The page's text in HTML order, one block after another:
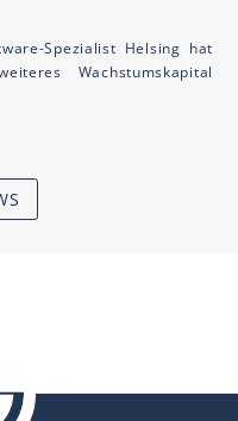
Spezialist Helsing hat
Wachstumskapital